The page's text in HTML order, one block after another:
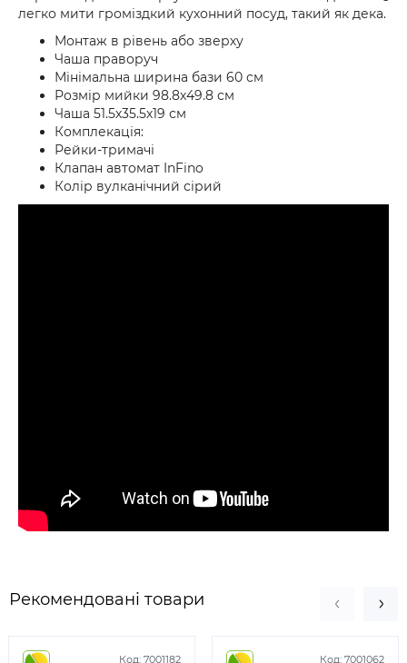
легко мити громіздкий кухонний посуд, такий як дека.
Монтаж в рівень або зверху
Чаша праворуч
Мінімальна ширина бази 60 см
Розмір мийки 98.8х49.8 см
Чаша 51.5х35.5х19 см
Комплекація:
Рейки-тримачі
Клапан автомат InFino
Колір вулканічний сірий
Рекомендовані товари
Код: 7001182 Код: 7001062